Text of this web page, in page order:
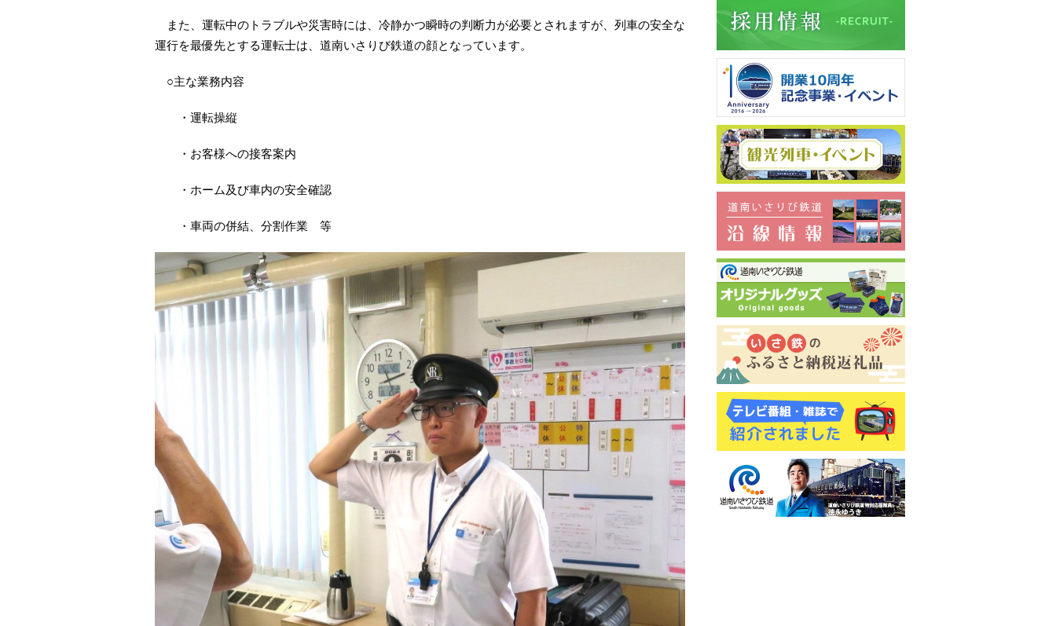
また、運転中のトラブルや災害時には、冷静かつ瞬時の判断力が必要とされますが、列車の安全な
運行を最優先とする運転士は、道南いさりび鉄道の顔となっています。
○主な業務内容
・運転操縦
・お客様への接客案内
・ホーム及び車内の安全確認
・車両の併結、分割作業 等